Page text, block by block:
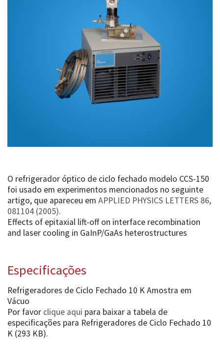
O refrigerador óptico de ciclo fechado modelo CCS-150
foi usado em experimentos mencionados no seguinte
artigo, que apareceu em APPLIED PHYSICS LETTERS 86,
081104 (2005).
Effects of epitaxial lift-off on interface recombination
and laser cooling in GaInP/GaAs heterostructures
Especificações
Refrigeradores de Ciclo Fechado 10 K Amostra em
Vácuo
Por favor clique aqui para baixar a tabela de
especificações para Refrigeradores de Ciclo Fechado 10
K (293 KB).